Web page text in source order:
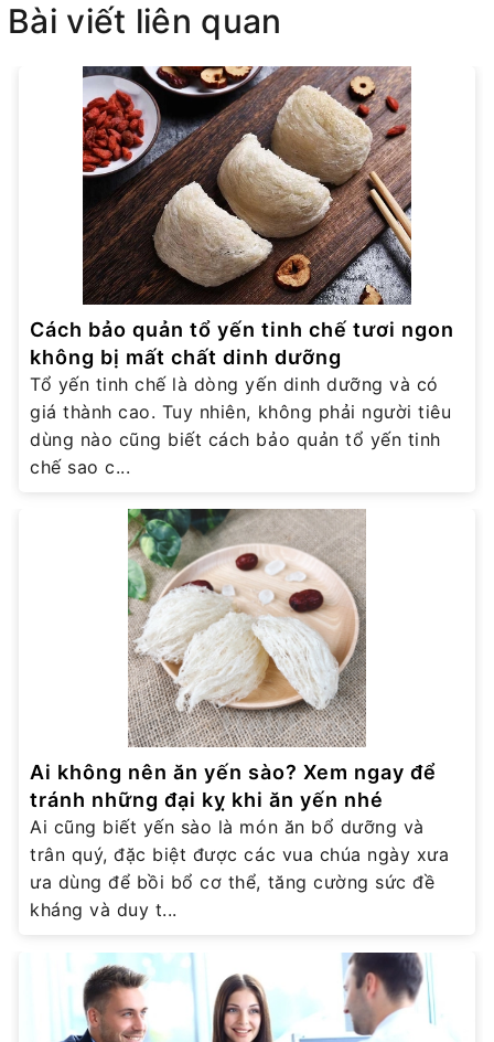
Bài viết liên quan
Cách bảo quản tổ yến tinh chế tươi ngon
không bị mất chất dinh dưỡng
Tổ yến tinh chế là dòng yến dinh dưỡng và có
giá thành cao. Tuy nhiên, không phải người tiêu
dùng nào cũng biết cách bảo quản tổ yến tinh
chế sao c...
Ai không nên ăn yến sào? Xem ngay để
tránh những đại kỵ khi ăn yến nhé
Ai cũng biết yến sào là món ăn bổ dưỡng và
trân quý, đặc biệt được các vua chúa ngày xưa
ưa dùng để bồi bổ cơ thể, tăng cường sức đề
kháng và duy t...